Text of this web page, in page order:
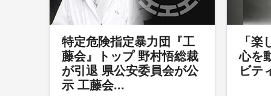
特定危険指定暴力団『工
藤会』トップ 野村悟総裁
が引退 県公安委員会が公
示 工藤会...
「
心を
ビテ